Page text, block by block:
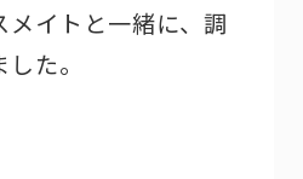
メイトと一緒に、調
た。